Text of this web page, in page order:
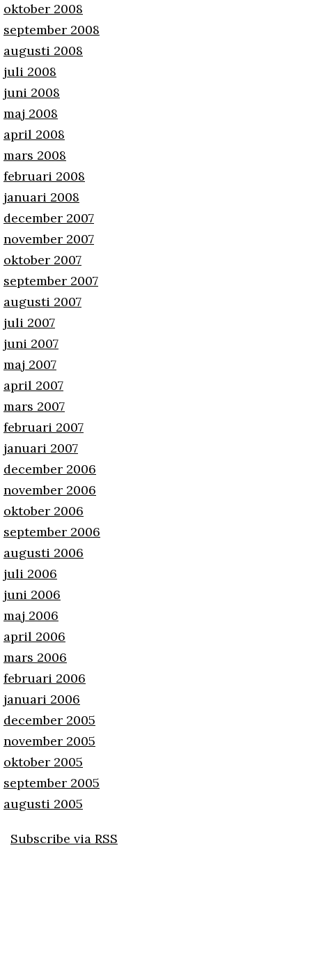
oktober 2008
september 2008
augusti 2008
juli 2008
juni 2008
maj 2008
april 2008
mars 2008
februari 2008
januari 2008
december 2007
november 2007
oktober 2007
september 2007
augusti 2007
juli 2007
juni 2007
maj 2007
april 2007
mars 2007
februari 2007
januari 2007
december 2006
november 2006
oktober 2006
september 2006
augusti 2006
juli 2006
juni 2006
maj 2006
april 2006
mars 2006
februari 2006
januari 2006
december 2005
november 2005
oktober 2005
september 2005
augusti 2005
Subscribe via RSS